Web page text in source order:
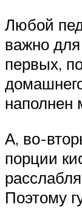
Любой
важно
первых,
А, во-
порции
Поэтому